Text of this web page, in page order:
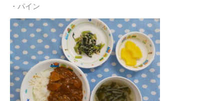
・パイン